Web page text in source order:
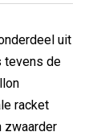
uit
tevens de
racket
zwaarder